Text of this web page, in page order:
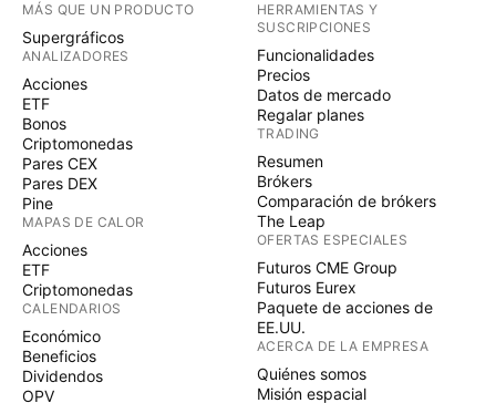
MÁS QUE UN PRODUCTO
Supergráficos
ANALIZADORES
Acciones
ETF
Bonos
Criptomonedas
Pares CEX
Pares DEX
Pine
MAPAS DE CALOR
Acciones
ETF
Criptomonedas
CALENDARIOS
Económico
Beneficios
Dividendos
OPV
HERRAMIENTAS Y
SUSCRIPCIONES
Funcionalidades
Precios
Datos de mercado
Regalar planes
TRADING
Resumen
Brókers
Comparación de brókers
The Leap
OFERTAS ESPECIALES
Futuros CME Group
Futuros Eurex
Paquete de acciones de
EE.UU.
ACERCA DE LA EMPRESA
Quiénes somos
Misión espacial